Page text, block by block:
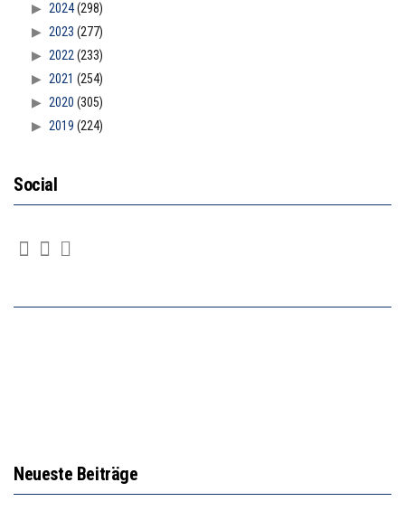
2024(298)
2023 (277)
2022(233)
2021 (254)
2020 (305)
2019 (224)
Social
Neueste Beiträge